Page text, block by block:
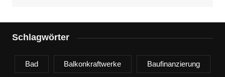
Schlagwörter
Bad Balkonkraftwerke Baufinanzierung